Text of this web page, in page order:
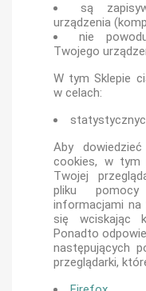
są
urządzenia
nie
Twojego
W tym Sklepie
w celach:
Aby
cookies, w tym
Twojej
pliku
informacjami
się wciskając
Ponadto
następujących
przeglądarki,